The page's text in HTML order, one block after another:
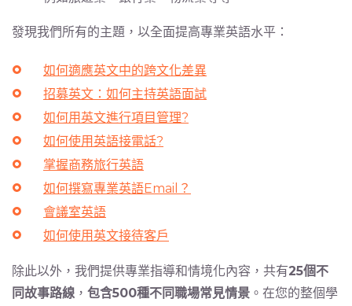
發現我們所有的主題，以全面提高專業英語水平：
如何適應英文中的跨文化差異
招募英文：如何主持英語面試
如何用英文進行項目管理?
如何使用英語接電話?
掌握商務旅行英語
如何撰寫專業英語Email？
會議室英語
如何使用英文接待客戶
除此以外，我們提供專業指導和情境化內容，共有25個不
同故事路線 ， 包含500種不同職場常見情景 。在您的整個學